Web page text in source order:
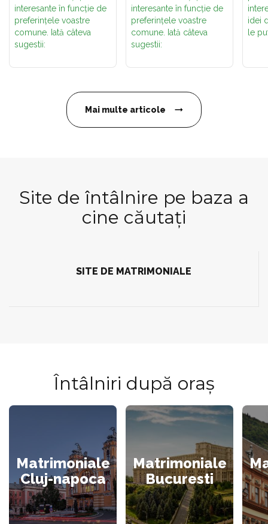
interesante în funcție de
preferințele voastre
comune. Iată câteva
sugestii:
interesante în funcție de
preferințele voastre
comune. Iată câteva
sugestii:
idei
le
Mai multe articole
Site de întâlnire pe baza a
cine căutați
SITE DE MATRIMONIALE
Întâlniri după oraș
Matrimoniale
Cluj-napoca
Matrimoniale
Bucuresti